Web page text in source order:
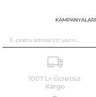
100TL+ Ücretsiz
Kargo